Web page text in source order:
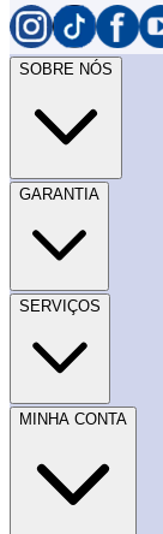
SOBRE NÓS
GARANTIA
SERVIÇOS
MINHA CONTA